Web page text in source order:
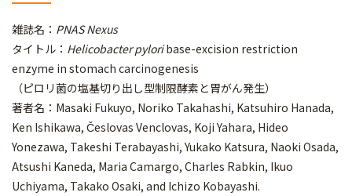
雑誌名： PNAS Nexus
タイトル： Helicobacter pyloribase-excision restriction
enzyme in stomach carcinogenesis
（ピロリ菌の塩基切り出し型制限酵素と胃がん発生）
著者名：Masaki Fukuyo, Noriko Takahashi, Katsuhiro Hanada,
Ken Ishikawa, Česlovas Venclovas, Koji Yahara, Hideo
Yonezawa, Takeshi Terabayashi, Yukako Katsura, Naoki Osada,
Atsushi Kaneda, Maria Camargo, Charles Rabkin, Ikuo
Uchiyama, Takako Osaki, and Ichizo Kobayashi.